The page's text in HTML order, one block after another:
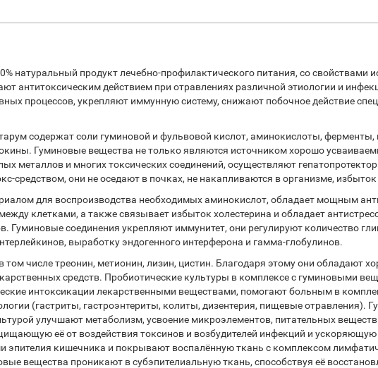
натуральный продукт лечебно-профилактического питания, со свойствами
антитоксическим действием при отравлениях различной этиологии и
процессов, укрепляют иммунную систему, снижают побочное действие
содержат соли гуминовой и фульвовой кислот, аминокислоты,
Гуминовые вещества не только являются источником хорошо
металлов и многих токсических соединений, осуществляют
средством, они не оседают в почках, не накапливаются в организме,
для воспроизводства необходимых аминокислот, обладает мощным
клетками, а также связывает избыток холестерина и обладает
Гуминовые соединения укрепляют иммунитет, они регулируют количество
выработку эндогенного интерферона и гамма-глобулинов.
числе треонин, метионин, лизин, цистин. Благодаря этому они обладают
средств. Пробиотические культуры в комплексе с гуминовыми
интоксикации лекарственными веществами, помогают больным в
(гастриты, гастроэнтериты, колиты, дизентерия, пищевые отравления).
улучшают метаболизм, усвоение микроэлементов, питательных
её от воздействия токсинов и возбудителей инфекций и
кишечника и покрывают воспалённую ткань с комплексом
вещества проникают в субэпителиальную ткань, способствуя её